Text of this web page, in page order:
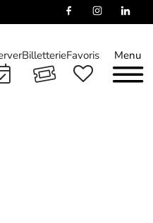
Menu
BilletterieFavoris